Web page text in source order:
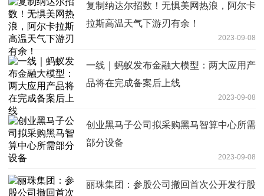
复制纳达尔招数！无惧美网热浪，阿尔卡
拉斯高温天气下游刃有余！
2023-09-08
一线｜蚂蚁发布金融大模型：两大应用产
品将在完成备案后上线
2023-09-08
创业黑马子公司拟采购黑马智算中心所需
部分设备
2023-09-08
丽珠集团：参股公司撤回首次公开发行股